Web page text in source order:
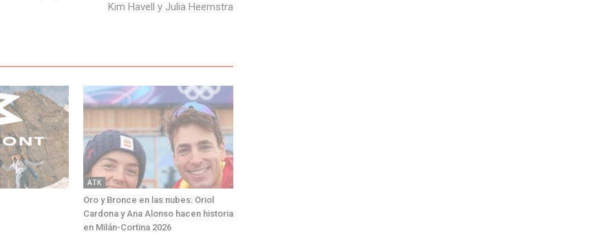
Kim Havell y Julia Heemstra
ATK
Oro y Bronce en las nubes: Oriol
Cardona y Ana Alonso hacen historia
en Milán-Cortina 2026